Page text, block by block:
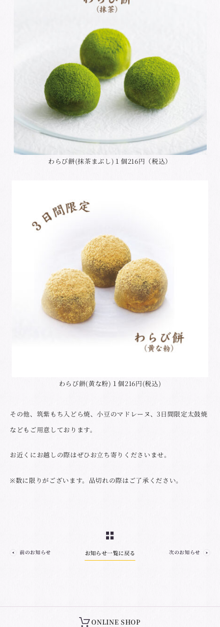
わらび餅(抹茶まぶし)１個216円（税込）
わらび餅(黄な粉)１個216円(税込)
その他、筑紫もち入どら焼、小豆のマドレーヌ、3日間限定太鼓焼
などもご用意しております。
お近くにお越しの際はぜひお立ち寄りくださいませ。
※数に限りがございます。品切れの際はご了承ください。
前のお知らせ お知らせ一覧に戻る 次のお知らせ
ONLINE SHOP